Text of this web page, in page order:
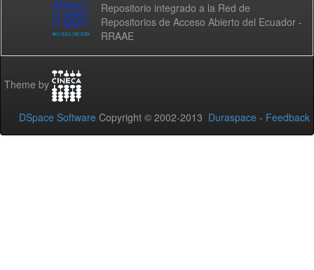
Repositorio integrado a la Red de
Repositorios de Acceso Abierto del Ecuador -
RRAAE
Theme by
DSpace Software Copyright © 2002-2013 Duraspace - Feedback